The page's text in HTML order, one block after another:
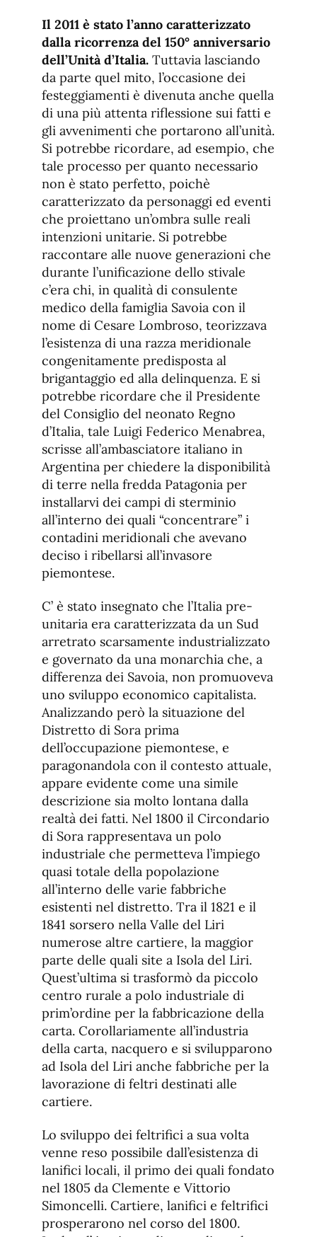
fuente
de
fuente.
Il 2011 è stato l’anno caratterizzato
dalla ricorrenza del 150° anniversario
dell’Unità d’Italia. Tuttavia lasciando
da parte quel mito, l’occasione dei
festeggiamenti è divenuta anche quella
di una più attenta riflessione sui fatti e
gli avvenimenti che portarono all’unità.
Si potrebbe ricordare, ad esempio, che
tale processo per quanto necessario
non è stato perfetto, poichè
caratterizzato da personaggi ed eventi
che proiettano un’ombra sulle reali
intenzioni unitarie. Si potrebbe
raccontare alle nuove generazioni che
durante l’unificazione dello stivale
c’era chi, in qualità di consulente
medico della famiglia Savoia con il
nome di Cesare Lombroso, teorizzava
l’esistenza di una razza meridionale
congenitamente predisposta al
brigantaggio ed alla delinquenza. E si
potrebbe ricordare che il Presidente
del Consiglio del neonato Regno
d’Italia, tale Luigi Federico Menabrea,
scrisse all’ambasciatore italiano in
Argentina per chiedere la disponibilità
di terre nella fredda Patagonia per
installarvi dei campi di sterminio
all’interno dei quali “concentrare” i
contadini meridionali che avevano
deciso i ribellarsi all’invasore
piemontese.
C’ è stato insegnato che l’Italia pre-
unitaria era caratterizzata da un Sud
arretrato scarsamente industrializzato
e governato da una monarchia che, a
differenza dei Savoia, non promuoveva
uno sviluppo economico capitalista.
Analizzando però la situazione del
Distretto di Sora prima
dell’occupazione piemontese, e
paragonandola con il contesto attuale,
appare evidente come una simile
descrizione sia molto lontana dalla
realtà dei fatti. Nel 1800 il Circondario
di Sora rappresentava un polo
industriale che permetteva l’impiego
quasi totale della popolazione
all’interno delle varie fabbriche
esistenti nel distretto. Tra il 1821 e il
1841 sorsero nella Valle del Liri
numerose altre cartiere, la maggior
parte delle quali site a Isola del Liri.
Quest’ultima si trasformò da piccolo
centro rurale a polo industriale di
prim’ordine per la fabbricazione della
carta. Corollariamente all’industria
della carta, nacquero e si svilupparono
ad Isola del Liri anche fabbriche per la
lavorazione di feltri destinati alle
cartiere.
Lo sviluppo dei feltrifici a sua volta
venne reso possibile dall’esistenza di
lanifici locali, il primo dei quali fondato
nel 1805 da Clemente e Vittorio
Simoncelli. Cartiere, lanifici e feltrifici
prosperarono nel corso del 1800.